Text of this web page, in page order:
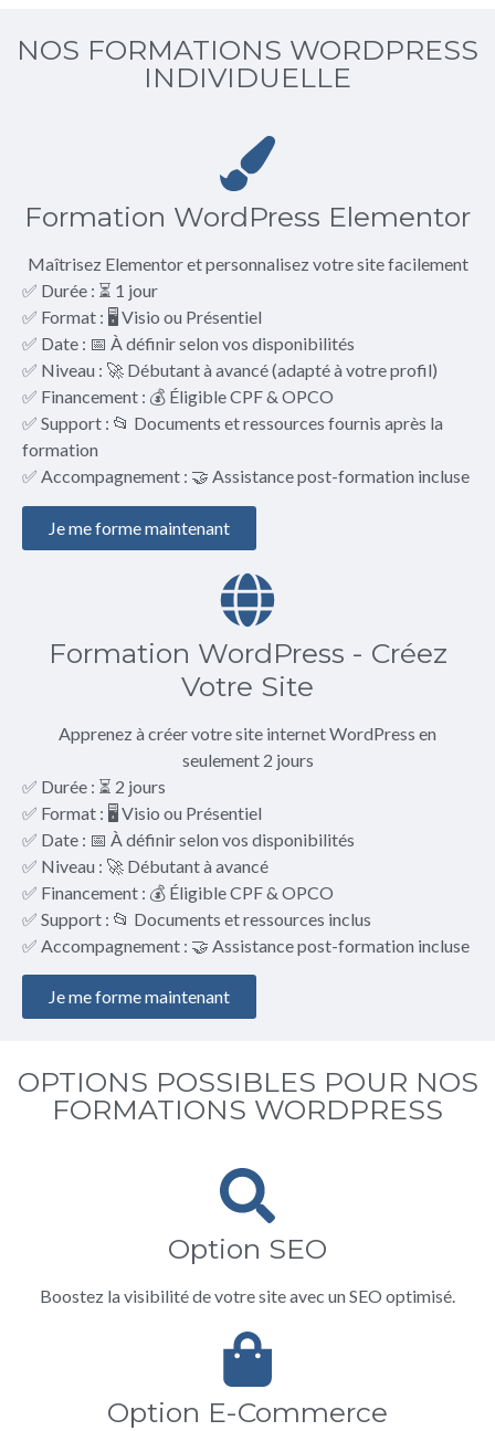
NOS FORMATIONS WORDPRESS
INDIVIDUELLE
Formation WordPress Elementor
Maîtrisez Elementor et personnalisez votre site facilement
✅ Durée : ⏳ 1 jour
✅ Format : 🖥️ Visio ou Présentiel
✅ Date : 📅 À définir selon vos disponibilités
✅ Niveau : 🚀 Débutant à avancé (adapté à votre profil)
✅ Financement : 💰 Éligible CPF & OPCO
✅ Support : 📂 Documents et ressources fournis après la
formation
✅ Accompagnement : 🤝 Assistance post-formation incluse
Je me forme maintenant
Formation WordPress - Créez
Votre Site
Apprenez à créer votre site internet WordPress en
seulement 2 jours
✅ Durée : ⏳ 2 jours
✅ Format : 🖥️ Visio ou Présentiel
✅ Date : 📅 À définir selon vos disponibilités
✅ Niveau : 🚀 Débutant à avancé
✅ Financement : 💰 Éligible CPF & OPCO
✅ Support : 📂 Documents et ressources inclus
✅ Accompagnement : 🤝 Assistance post-formation incluse
Je me forme maintenant
OPTIONS POSSIBLES POUR NOS
FORMATIONS WORDPRESS
Option SEO
Boostez la visibilité de votre site avec un SEO optimisé.
Option E-Commerce